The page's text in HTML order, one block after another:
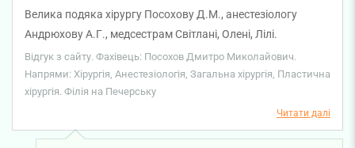
Велика подяка хірургу Посохову Д.М., анестезіологу
Андрюхову А.Г., медсестрам Світлані, Олені, Лілі.
Висококласні спеціалісти, командна робота, дуже добрий
персонал. Здоров'я вам, терпіння, міцних сил!
Відгук з сайту. Фахівець: Посохов Дмитро Миколайович.
Напрями: Хірургія, Анестезіологія, Загальна хірургія, Пластична
хірургія. Філія на Печерську
Читати далі